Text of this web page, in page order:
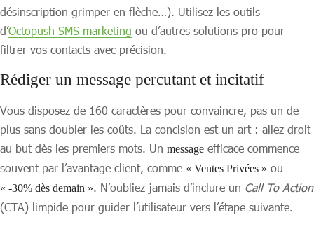
désinscription grimper en flèche…). Utilisez les outils
d’Octopush SMS marketing ou d’autres solutions pro pour
filtrer vos contacts avec précision.
Rédiger un message percutant et incitatif
Vous disposez de 160 caractères pour convaincre, pas un de
plus sans doubler les coûts. La concision est un art : allez droit
au but dès les premiers mots. Un message efficace commence
souvent par l’avantage client, comme « Ventes Privées » ou
« -30% dès demain ». N’oubliez jamais d’inclure un Call To Action
(CTA) limpide pour guider l’utilisateur vers l’étape suivante.